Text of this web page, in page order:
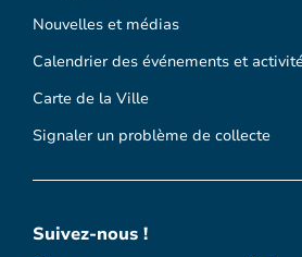
Nouvelles et médias
Calendrier des événements et
Carte de la Ville
Signaler un problème de collecte
Suivez-nous !